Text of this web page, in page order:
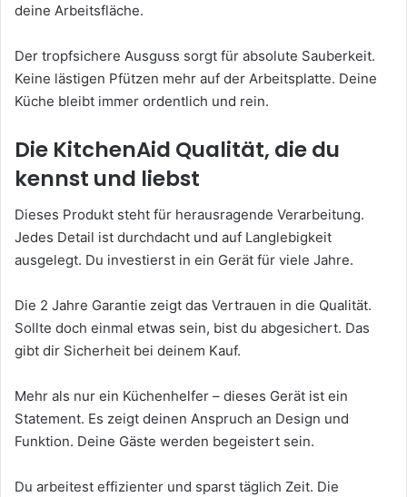
deine Arbeitsfläche.
Der tropfsichere Ausguss sorgt für absolute Sauberkeit.
Keine lästigen Pfützen mehr auf der Arbeitsplatte. Deine
Küche bleibt immer ordentlich und rein.
Die KitchenAid Qualität, die du
kennst und liebst
Dieses Produkt steht für herausragende Verarbeitung.
Jedes Detail ist durchdacht und auf Langlebigkeit
ausgelegt. Du investierst in ein Gerät für viele Jahre.
Die 2 Jahre Garantie zeigt das Vertrauen in die Qualität.
Sollte doch einmal etwas sein, bist du abgesichert. Das
gibt dir Sicherheit bei deinem Kauf.
Mehr als nur ein Küchenhelfer – dieses Gerät ist ein
Statement. Es zeigt deinen Anspruch an Design und
Funktion. Deine Gäste werden begeistert sein.
Du arbeitest effizienter und sparst täglich Zeit. Die